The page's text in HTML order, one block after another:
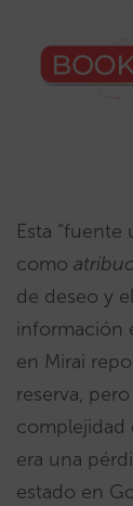
Esta “fuente
como
de deseo y
información
en Mirai
reserva,
complejidad
era una
estado en